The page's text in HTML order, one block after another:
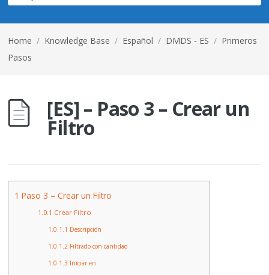
Home / Knowledge Base / Español / DMDS - ES / Primeros
Pasos
[ES] – Paso 3 – Crear un
Filtro
1 Paso 3 – Crear un Filtro
1.0.1 Crear Filtro
1.0.1.1 Descripción
1.0.1.2 Filtrado con cantidad
1.0.1.3 Iniciar en